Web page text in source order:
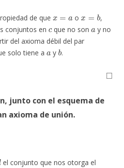
de que o
,
conjuntos en
c
que no son
y no
del axioma débil del par
solo tiene a
a
y
b
.
◻
junto con el esquema de
axioma de unión.
d
el conjunto que nos otorga el